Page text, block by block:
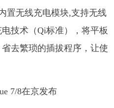
置无线充电模块,支持无线
技术（Qi标准），将平板
去繁琐的插拔程序，让使